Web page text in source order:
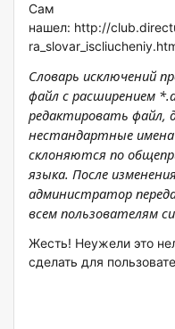
Сам
нашел: http://
Словарь исключений
файл с расширением
редактировать файл,
нестандартные
склоняются по
языка. После
администратор
всем пользователям
Жесть! Неужели это
сделать для